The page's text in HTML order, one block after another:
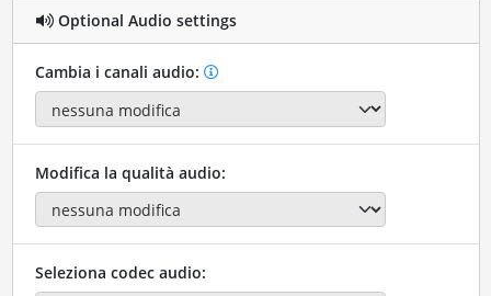
Optional Audio settings
Cambia i canali audio:
Modifica la qualità audio:
Seleziona codec audio: